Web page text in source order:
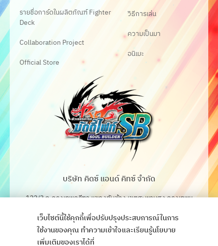
รายชื่อการ์ดในผลิตภัณฑ์ Fighter
Deck
Collaboration Project
Official Store
วิธีการเล่น
ความเป็นมา
อนิเมะ
บริษัท คิดซ์ แอนด์ คิทซ์ จำกัด
122/3 ถ.กรุงเทพกรีฑา แขวงทับช้าง เขตสะพานสูง กรุงเทพฯ
โทร. 02-368-4106-7
เว็บไซต์นี้ใช้คุกกี้เพื่อปรับปรุงประสบการณ์ในการ
ใช้งานของคุณ ทำความเข้าใจและเรียนรู้นโยบาย
เพิ่มเติมของเราได้ที่